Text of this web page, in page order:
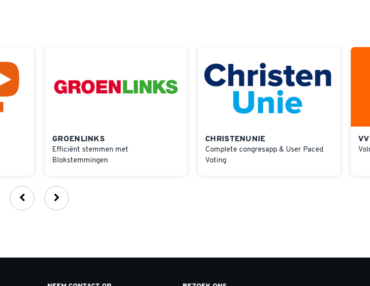
GROENLINKS
Efficiënt stemmen met
Blokstemmingen
CHRISTENUNIE
Complete congresapp & User Paced
Voting